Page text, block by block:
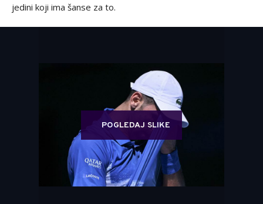
jedini koji ima šanse za to.
POGLEDAJ SLIKE